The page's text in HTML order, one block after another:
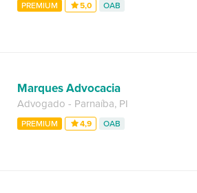
PREMIUM 5,0 OAB
Marques Advocacia
Advogado - Parnaíba, PI
PREMIUM 4,9 OAB